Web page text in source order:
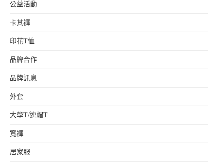
公益活動
卡其褲
印花T恤
品牌合作
品牌訊息
外套
大學T/連帽T
寬褲
居家服